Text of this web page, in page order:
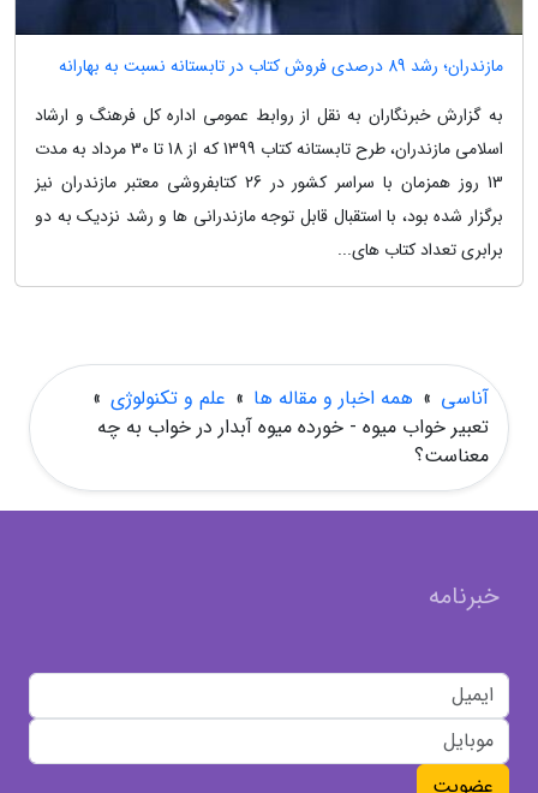
مازندران؛ رشد 89 درصدی فروش کتاب در تابستانه نسبت به بهارانه
به گزارش خبرنگاران به نقل از روابط عمومی اداره کل فرهنگ و ارشاد
اسلامی مازندران، طرح تابستانه کتاب 1399 که از 18 تا 30 مرداد به مدت
13 روز همزمان با سراسر کشور در 26 کتابفروشی معتبر مازندران نیز
برگزار شده بود، با استقبال قابل توجه مازندرانی ها و رشد نزدیک به دو
برابری تعداد کتاب های...
آناسی » همه اخبار و مقاله ها » علم و تکنولوژی »
تعبیر خواب میوه - خورده میوه آبدار در خواب به چه
معناست؟
خبرنامه
عضویت